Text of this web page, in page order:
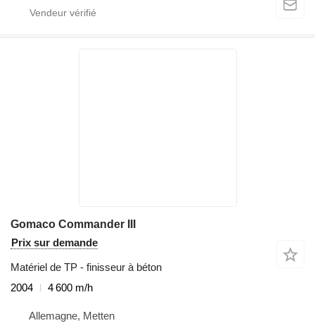
Gomaco Commander III
Prix sur demande
Matériel de TP - finisseur à béton
2004
4 600 m/h
Allemagne, Metten